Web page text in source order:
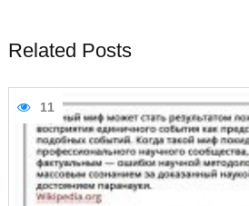
Related Posts
11